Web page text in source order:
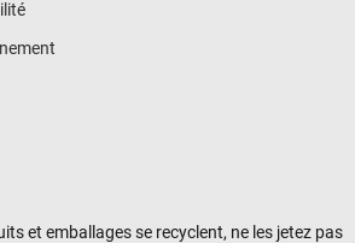
et emballages se recyclent, ne les jetez pas